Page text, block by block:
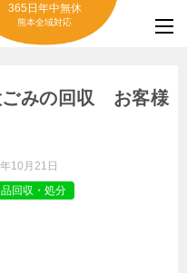
365日年中無休
熊本全域対応
ごみの回収 お客様
10月21日
回収・処分